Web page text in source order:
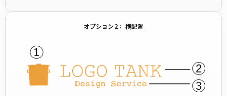
オプション2： 横配置